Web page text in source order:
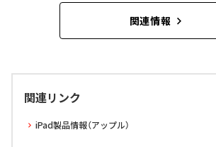
関連情報
関連リンク
iPad製品情報（アップル）